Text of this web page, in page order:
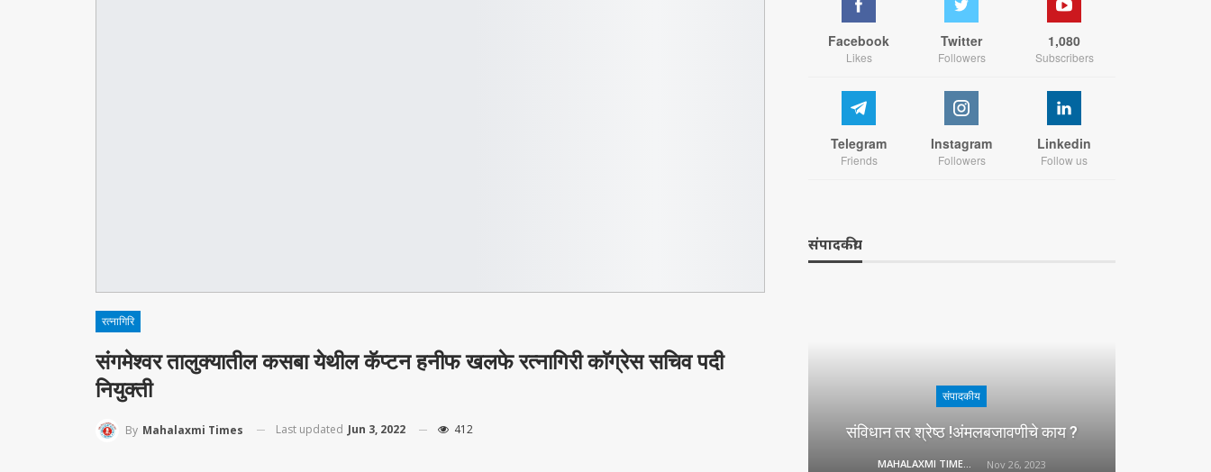
रत्नागिरि
संगमेश्वर तालुक्यातील कसबा येथील कॅप्टन हनीफ खलफे रत्नागिरी काॅग्रेस सचिव पदी
नियुक्ती
By Mahalaxmi Times Last updated Jun 3, 2022 412
Facebook
Likes
Twitter
Followers
1,080
Subscribers
Telegram
Friends
Instagram
Followers
Linkedin
Follow us
संपादकीय
संपादकीय
संविधान तर श्रेष्ठ !अंमलबजावणीचे काय ?
MAHALAXMI TIMES Nov 26, 2023